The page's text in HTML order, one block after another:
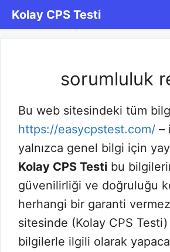
İçeriğe
atla
Kolay CPS Testi
sorumluluk
Bu web sitesindeki tüm
https://easycpstest.com/ –
yalnızca genel bilgi için
Kolay CPS Testi bu
güvenilirliği ve doğruluğu
herhangi bir garanti
sitesinde (Kolay CPS
bilgilerle ilgili olarak